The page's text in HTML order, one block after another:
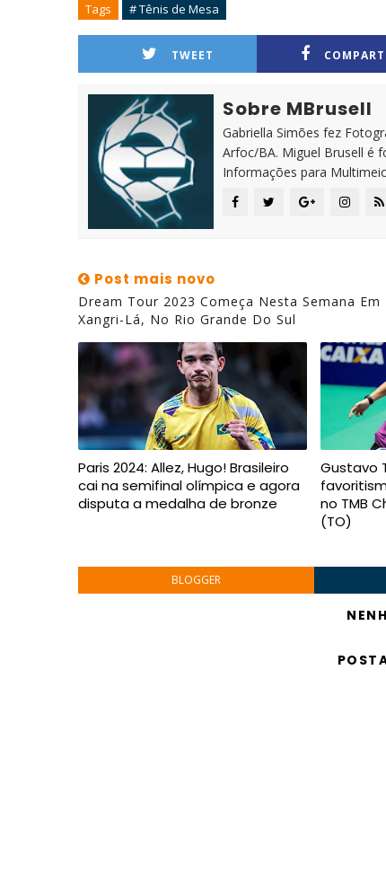
Tags # Tênis de Mesa
TWEET
Sobre MBrusell
Gabriella Simões fez
Arfoc/BA. Miguel Brusell é
Informações para
Post mais novo
Dream Tour 2023 Começa Nesta Semana Em
Xangri-Lá, No Rio Grande Do Sul
Paris 2024: Allez, Hugo! Brasileiro
cai na semifinal olímpica e agora
disputa a medalha de bronze
Gustavo
no TMB
(TO)
BLOGGER